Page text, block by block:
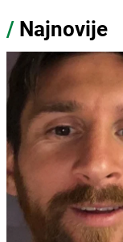
/ Najnovije